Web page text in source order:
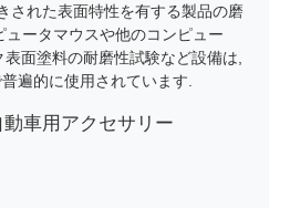
された表面特性を有する製品の磨
ータマウスや他のコンピュー
面塗料の耐磨性試験など設備は,
遍的に使用されています.
車用アクセサリー